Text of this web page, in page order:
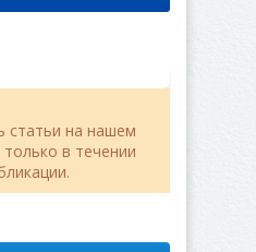
статьи на нашем
в течении